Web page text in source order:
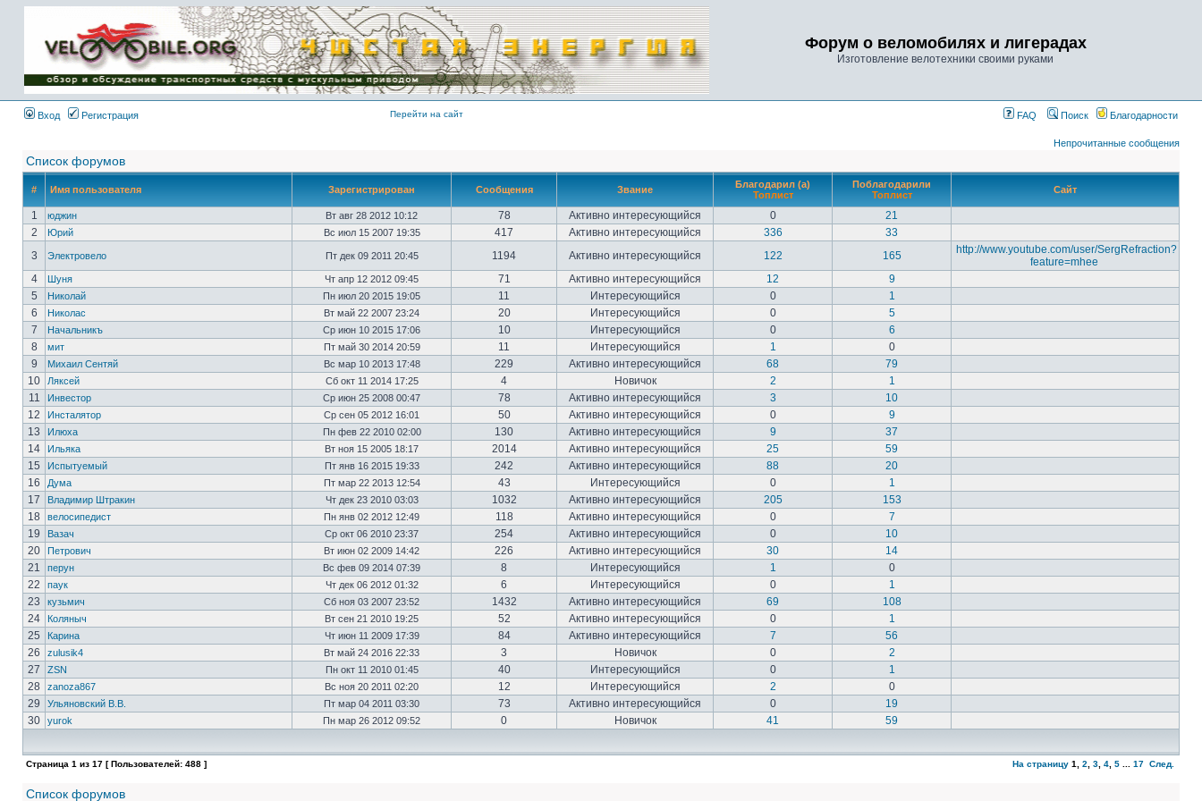
Имя пользователя:
Пароль:
{ LOG_ME_IN_SHORT
}
Форум о веломобилях и лигерадах
Изготовление велотехники своими руками
Вход Регистрация Перейти на сайт FAQ Поиск Благодарности
Непрочитанные сообщения
Список форумов
# Имя пользователя Зарегистрирован Сообщения Звание
Благодарил (а)
Топлист
Поблагодарили
Топлист
Сайт
1 юджин Вт авг 28 2012 10:12 78 Активно интересующийся 0
21
2
Юрий Вс июл 15 2007 19:35 417 Активно интересующийся 336
33
3
Электровело Пт дек 09 2011 20:45 1194 Активно интересующийся 122 165
http://www.youtube.com/user/SergRefraction?
feature=mhee
4
Шуня Чт апр 12 2012 09:45 71 Активно интересующийся 12
9
5
Николай Пн июл 20 2015 19:05 11 Интересующийся 0
1
6
Николас Вт май 22 2007 23:24 20 Интересующийся 0
5
7
Начальникъ Ср июн 10 2015 17:06 10 Интересующийся 0
6
8
мит Пт май 30 2014 20:59 11 Интересующийся 1
0
9
Михаил Сентяй Вс мар 10 2013 17:48 229 Активно интересующийся 68
79
10
Ляксей Сб окт 11 2014 17:25 4 Новичок 2
1
11
Инвестор Ср июн 25 2008 00:47 78 Активно интересующийся 3
10
12
Инсталятор Ср сен 05 2012 16:01 50 Активно интересующийся 0
9
13
Илюха Пн фев 22 2010 02:00 130 Активно интересующийся 9
37
14
Ильяка Вт ноя 15 2005 18:17 2014 Активно интересующийся 25
59
15
Испытуемый Пт янв 16 2015 19:33 242 Активно интересующийся 88
20
16
Дума Пт мар 22 2013 12:54 43 Интересующийся 0
1
17
Владимир Штракин Чт дек 23 2010 03:03 1032 Активно интересующийся 205
153
18
велосипедист Пн янв 02 2012 12:49 118 Активно интересующийся 0
7
19
Вазач Ср окт 06 2010 23:37 254 Активно интересующийся 0
10
20
Петрович Вт июн 02 2009 14:42 226 Активно интересующийся 30
14
21
перун Вс фев 09 2014 07:39 8 Интересующийся 1
0
22
паук Чт дек 06 2012 01:32 6 Интересующийся 0
1
23
кузьмич Сб ноя 03 2007 23:52 1432 Активно интересующийся 69
108
24
Коляныч Вт сен 21 2010 19:25 52 Активно интересующийся 0
1
25
Карина Чт июн 11 2009 17:39 84 Активно интересующийся 7
56
26
zulusik4 Вт май 24 2016 22:33 3 Новичок 0
2
27
ZSN Пн окт 11 2010 01:45 40 Интересующийся 0
1
28
zanoza867 Вс ноя 20 2011 02:20 12 Интересующийся 2
0
29
Ульяновский В.В. Пт мар 04 2011 03:30 73 Активно интересующийся 0
19
30
yurok Пн мар 26 2012 09:52 0 Новичок 41 59
Страница 1 из 17 [ Пользователей: 488 ] На страницу 1 2 3 4 5 17 След.
Список форумов